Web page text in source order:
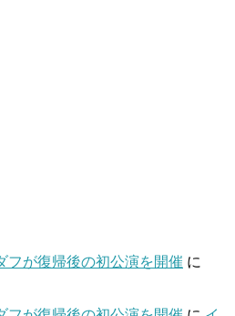
フが復帰後の初公演を開催 に